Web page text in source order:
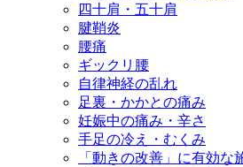
四十肩・五十肩
腱鞘炎
腰痛
ギックリ腰
自律神経の乱れ
足裏・かかとの痛み
妊娠中の痛み・辛さ
手足の冷え・むくみ
「動きの改善」に有効な